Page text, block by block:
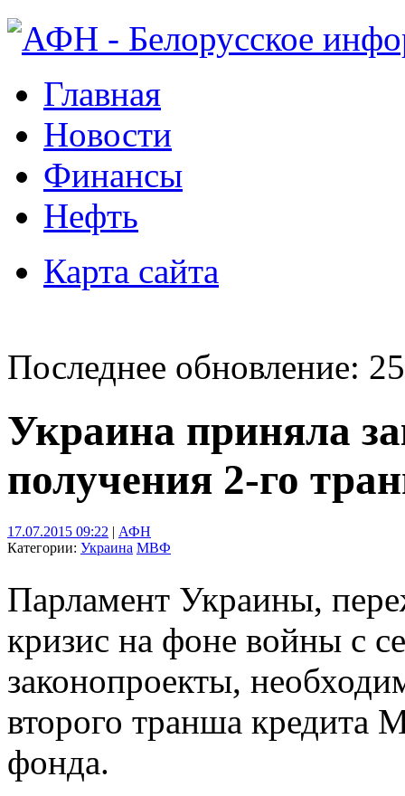
Главная
Новости
Финансы
Нефть
Карта сайта
Последнее обновление:
Украина приняла
получения 2-го
17.07.2015 09:22 | АФН
Категории: Украина МВФ
Парламент Украины,
кризис на фоне войны с
законопроекты,
второго транша кредита
фонда.